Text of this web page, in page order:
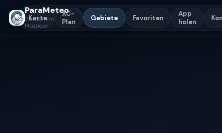
ParaMeteo
Gleitschirm-
Prognose
Karte
XC-
Plan
Gebiete Favoriten
App
holen